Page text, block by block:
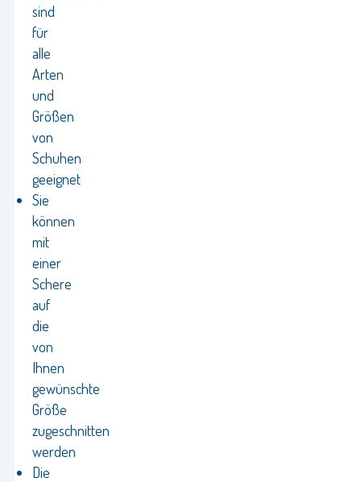
sind
für
alle
Arten
und
Größen
von
Schuhen
geeignet
Sie
können
mit
einer
Schere
auf
die
von
Ihnen
gewünschte
Größe
zugeschnitten
werden
Die